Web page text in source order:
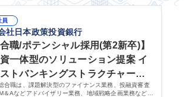
員
社日本政策投資銀行
合職/ポテンシャル採用(第2新卒)】
一体型のソリューション提案 イ
トバンキングストラクチャード
ナンス
合職は、課題解決型のファイナンス業務、投融資審査
＆Aなどアドバイザリー業務、地域戦略企画業務など、